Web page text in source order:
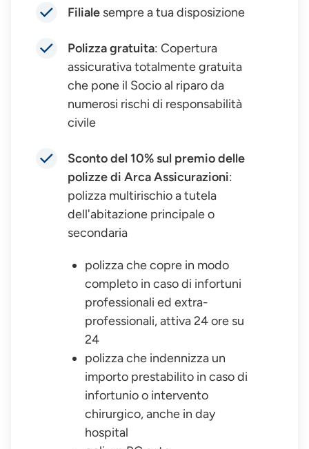
Filiale sempre a tua disposizione
Polizza gratuita: Copertura
assicurativa totalmente gratuita
che pone il Socio al riparo da
numerosi rischi di responsabilità
civile
Sconto del 10% sul premio delle
polizze di Arca Assicurazioni:
polizza multirischio a tutela
dell'abitazione principale o
secondaria
polizza che copre in modo
completo in caso di infortuni
professionali ed extra-
professionali, attiva 24 ore su
24
polizza che indennizza un
importo prestabilito in caso di
infortunio o intervento
chirurgico, anche in day
hospital